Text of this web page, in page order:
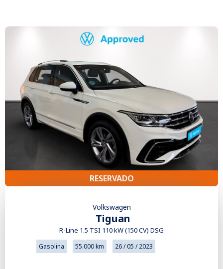
RESERVADO
Volkswagen
Tiguan
R-Line 1.5 TSI 110 kW (150 CV) DSG
Gasolina 55.000 km 26 / 05 / 2023